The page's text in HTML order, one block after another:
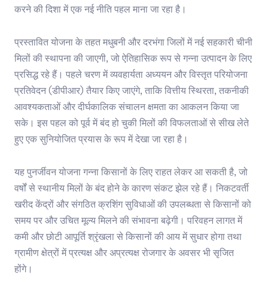
करने की दिशा में एक नई नीति पहल माना जा रहा है।
प्रस्तावित योजना के तहत मधुबनी और दरभंगा जिलों में नई सहकारी चीनी
मिलों की स्थापना की जाएगी, जो ऐतिहासिक रूप से गन्ना उत्पादन के लिए
प्रसिद्ध रहे हैं। पहले चरण में व्यवहार्यता अध्ययन और विस्तृत परियोजना
प्रतिवेदन (डीपीआर) तैयार किए जाएंगे, ताकि वित्तीय स्थिरता, तकनीकी
आवश्यकताओं और दीर्घकालिक संचालन क्षमता का आकलन किया जा
सके। इस पहल को पूर्व में बंद हो चुकी मिलों की विफलताओं से सीख लेते
हुए एक सुनियोजित प्रयास के रूप में देखा जा रहा है।
यह पुनर्जीवन योजना गन्ना किसानों के लिए राहत लेकर आ सकती है, जो
वर्षों से स्थानीय मिलों के बंद होने के कारण संकट झेल रहे हैं। निकटवर्ती
खरीद केंद्रों और संगठित क्रशिंग सुविधाओं की उपलब्धता से किसानों को
समय पर और उचित मूल्य मिलने की संभावना बढ़ेगी। परिवहन लागत में
कमी और छोटी आपूर्ति श्रृंखला से किसानों की आय में सुधार होगा तथा
ग्रामीण क्षेत्रों में प्रत्यक्ष और अप्रत्यक्ष रोजगार के अवसर भी सृजित
होंगे।